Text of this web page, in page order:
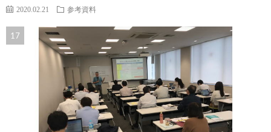
2020.02.21 参考資料